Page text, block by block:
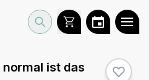
normal ist das